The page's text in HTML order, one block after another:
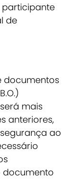
participante
de
documentos
mais
anteriores,
ao
documento